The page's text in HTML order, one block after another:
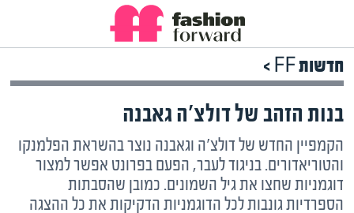
חדשות FF >
בנות הזהב של דולצ'ה גאבנה
הקמפיין החדש של דולצ'ה וגאבנה נוצר בהשראת הפלמנקו
והטוריאדורים. בניגוד לעבר, הפעם בפרונט אפשר למצור
דוגמניות שחצו את גיל השמונים. כמובן שהסבתות
הספרדיות גונבות לכל הדוגמניות הדקיקות את כל ההצגה